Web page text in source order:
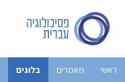
ראשי מאמרים בלוגים